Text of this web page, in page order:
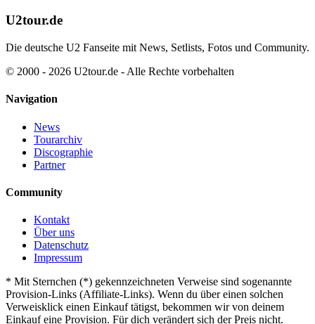
U2tour.de
Die deutsche U2 Fanseite mit News, Setlists, Fotos und Community.
© 2000 - 2026 U2tour.de - Alle Rechte vorbehalten
Navigation
News
Tourarchiv
Discographie
Partner
Community
Kontakt
Über uns
Datenschutz
Impressum
* Mit Sternchen (*) gekennzeichneten Verweise sind sogenannte
Provision-Links (Affiliate-Links). Wenn du über einen solchen
Verweisklick einen Einkauf tätigst, bekommen wir von deinem
Einkauf eine Provision. Für dich verändert sich der Preis nicht.